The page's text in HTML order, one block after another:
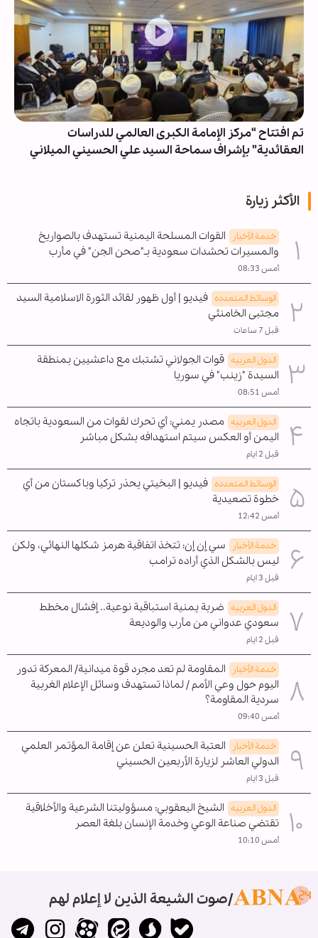
تم افتتاح “مرکز الإمامة الکبری العالمي للدراسات
العقائدية” بإشراف سماحة السيد علي الحسيني الميلاني
الأكثر زيارة
خدمة الأخبار
القوات المسلحة اليمنية تستهدف بالصواريخ
والمسيرات تحشدات سعودية بـ"صحن الجن" في مأرب
أمس 08:33
الوسائط المتعدده فيديو | أول ظهور لقائد الثورة الاسلامية السيد
مجتبى الخامنئي
قبل 7 ساعات
الدول العربیه قوات الجولاني تشتبك مع داعشيين بمنطقة
السيدة "زينب" في سوريا
أمس 08:51
الدول العربیه مصدر يمني: أي تحرك لقوات من السعودية باتجاه
اليمن أو العكس سيتم استهدافه بشكل مباشر
قبل 2 ايام
الوسائط المتعدده فيديو | البخيتي يحذر تركيا وباكستان من أي
خطوة تصعيدية
أمس 12:42
خدمة الأخبار
سي إن إن: تتخذ اتفاقية هرمز شكلها النهائي، ولكن
ليس بالشكل الذي أراده ترامب
قبل 3 ايام
الدول العربیه ضربة يمنية استباقية نوعية.. إفشال مخطط
سعودي عدواني من مأرب والوديعة
قبل 2 ايام
خدمة الأخبار
المقاومة لم تعد مجرد قوة ميدانية/ المعركة تدور
اليوم حول وعي الأمم / لماذا تستهدف وسائل الإعلام الغربية
سردية المقاومة؟
أمس 09:40
خدمة الأخبار
العتبة الحسينية تعلن عن إقامة المؤتمر العلمي
الدولي العاشر لزيارة الأربعين الحسيني
قبل 3 ايام
الدول العربیه الشيخ اليعقوبي: مسؤوليتنا الشرعية والأخلاقية
تقتضي صناعة الوعي وخدمة الإنسان بلغة العصر
أمس 10:10
صوت الشيعة الذين لا إعلام لهم